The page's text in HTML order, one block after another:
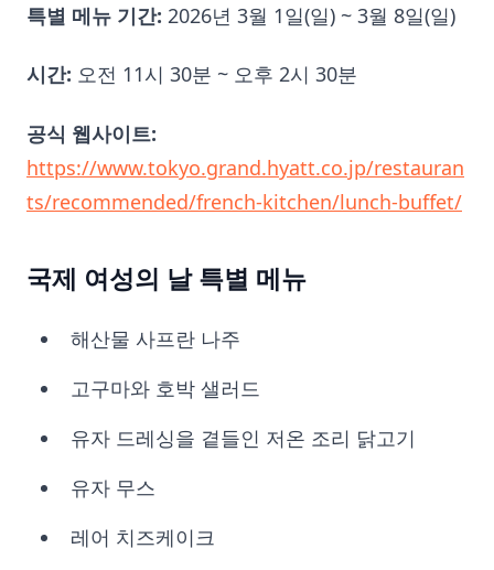
특별 메뉴 기간: 2026년 3월 1일(일) ~ 3월 8일(일)
시간: 오전 11시 30분 ~ 오후 2시 30분
공식 웹사이트:
https://www.tokyo.grand.hyatt.co.jp/restauran
ts/recommended/french-kitchen/lunch-buffet/
국제 여성의 날 특별 메뉴
해산물 사프란 나주
고구마와 호박 샐러드
유자 드레싱을 곁들인 저온 조리 닭고기
유자 무스
레어 치즈케이크